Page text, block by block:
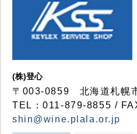
(株)登心
〒003-0859 北海道札幌
TEL：011-879-8855 /
shin@wine.plala.or.jp